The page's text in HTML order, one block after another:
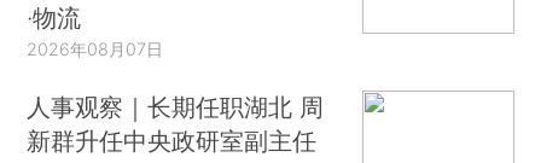
·物流
2026年08月07日
人事观察｜长期任职湖北 周
新群升任中央政研室副主任